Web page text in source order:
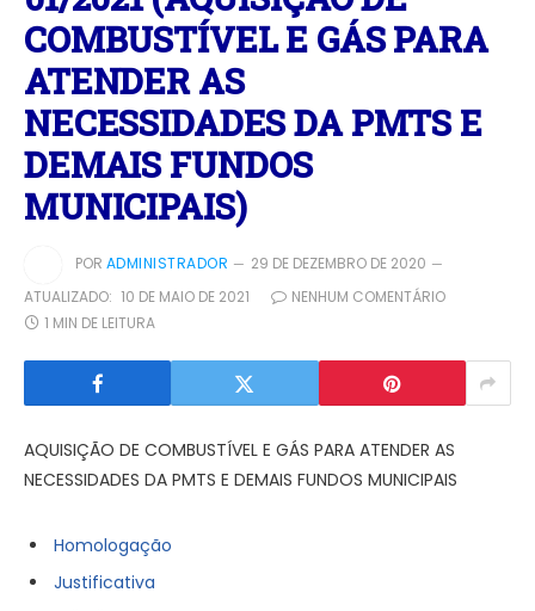
COMBUSTÍVEL E GÁS PARA
ATENDER AS
NECESSIDADES DA PMTS E
DEMAIS FUNDOS
MUNICIPAIS)
POR ADMINISTRADOR
29 DE DEZEMBRO DE 2020
ATUALIZADO: 10 DE MAIO DE 2021
NENHUM COMENTÁRIO
1 MIN DE LEITURA
AQUISIÇÃO DE COMBUSTÍVEL E GÁS PARA ATENDER AS
NECESSIDADES DA PMTS E DEMAIS FUNDOS MUNICIPAIS
Homologação
Justificativa